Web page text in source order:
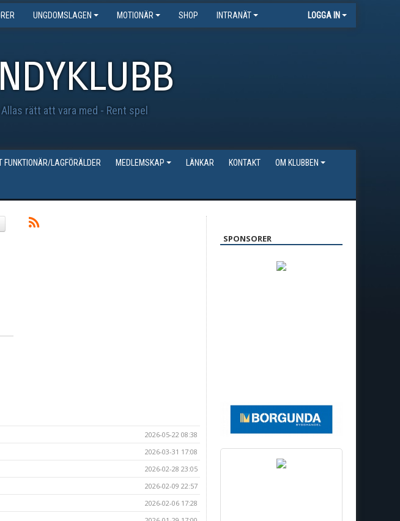
UNGDOMSLAGEN MOTIONÄR SHOP INTRANÄT LOGGA IN
rätt att vara med - Rent spel
FUNKTIONÄR/LAGFÖRÄLDER MEDLEMSKAP LÄNKAR KONTAKT OM KLUBBEN
2026-05-22 08:38
2026-03-31 17:08
2026-02-28 23:05
2026-02-09 22:57
2026-02-06 17:28
SPONSORER